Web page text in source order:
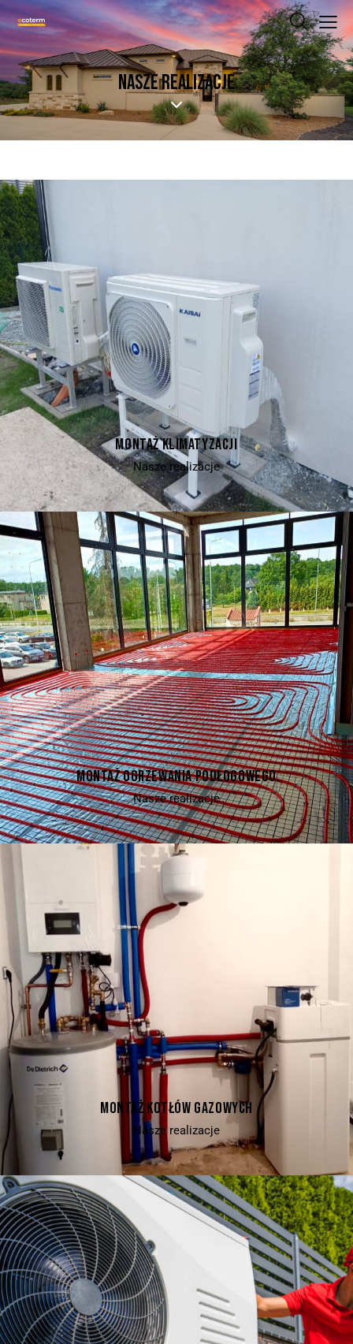
NASZE REALIZACJE
MONTAŻ KLIMATYZACJI
Nasze realizacje
MONTAŻ OGRZEWANIA PODŁOGOWEGO
Nasze realizacje
MONTAŻ KOTŁÓW GAZOWYCH
Nasze realizacje